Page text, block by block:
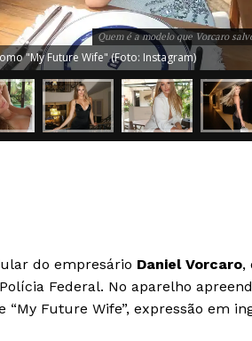
Quem é a modelo que Vorcaro
"My Future Wife" (Foto: Instagram)
do empresário Daniel Vorcaro,
Federal. No aparelho
“My Future Wife”, expressão em